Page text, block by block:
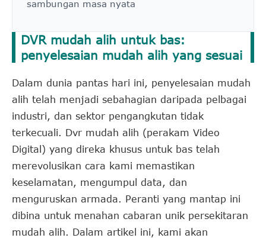
DVR mudah alih untuk bas:
penyelesaian mudah alih yang sesuai
Dalam dunia pantas hari ini, penyelesaian mudah
alih telah menjadi sebahagian daripada pelbagai
industri, dan sektor pengangkutan tidak
terkecuali. Dvr mudah alih (perakam Video
Digital) yang direka khusus untuk bas telah
merevolusikan cara kami memastikan
keselamatan, mengumpul data, dan
menguruskan armada. Peranti yang mantap ini
dibina untuk menahan cabaran unik persekitaran
mudah alih. Dalam artikel ini, kami akan
sambungan masa nyata